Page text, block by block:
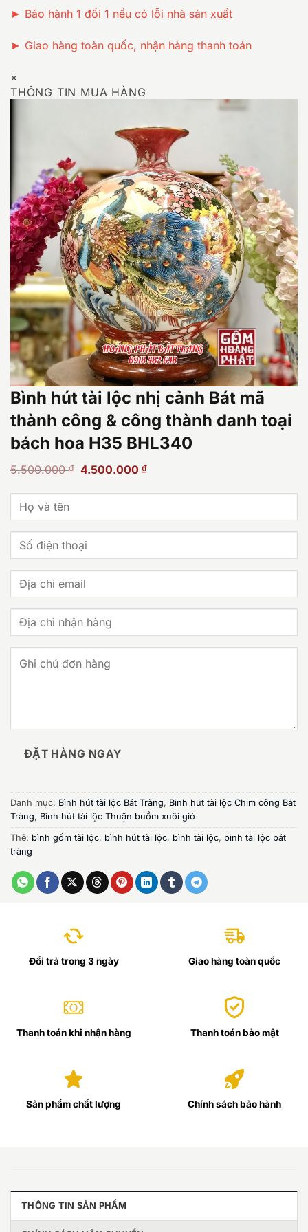
► Bảo hành 1 đổi 1 nếu có lỗi nhà sản xuất
► Giao hàng toàn quốc, nhận hàng thanh toán
×
THÔNG TIN MUA HÀNG
Bình hút tài lộc nhị cảnh Bát mã
thành công & công thành danh toại
bách hoa H35 BHL340
5.500.000₫
Giá
5.500.000 ₫.
4.500.000 ₫Giá
là:
ĐẶT HÀNG NGAY
Danh mục: Bình hút tài lộc Bát Tràng, Bình hút tài lộc Chim công Bát
Tràng, Bình hút tài lộc Thuận buồm xuôi gió
Thẻ: bình gốm tài lộc, bình hút tài lộc, bình tài lộc, bình tài lộc bát
tràng
Đổi trả trong 3 ngày Giao hàng toàn quốc
Thanh toán khi nhận hàng Thanh toán bảo mật
Sản phẩm chất lượng Chính sách bảo hành
THÔNG TIN SẢN PHẨM